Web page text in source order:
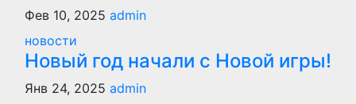
Фев 10, 2025 admin
новости
Новый год начали с Новой игры!
Янв 24, 2025 admin